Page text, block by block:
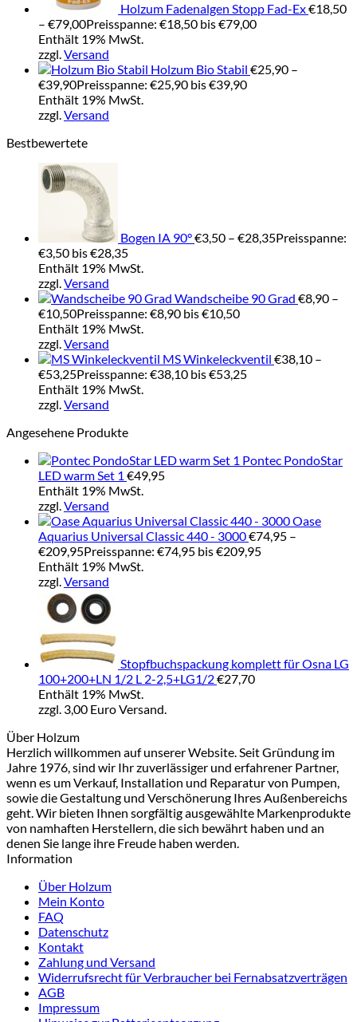
Holzum Fadenalgen Stopp Fad-Ex€18,50
– €79,00Preisspanne: €18,50 bis €79,00
Enthält 19% MwSt.
zzgl.Versand
Holzum Bio Stabil €25,90 –
€39,90Preisspanne: €25,90 bis €39,90
Enthält 19% MwSt.
zzgl.Versand
Bestbewertete
Bogen IA 90°€3,50 – €28,35Preisspanne:
€3,50 bis €28,35
Enthält 19% MwSt.
zzgl.Versand
Wandscheibe 90 Grad €8,90 –
€10,50Preisspanne: €8,90 bis €10,50
Enthält 19% MwSt.
zzgl.Versand
MS Winkeleckventil €38,10 –
€53,25Preisspanne: €38,10 bis €53,25
Enthält 19% MwSt.
zzgl.Versand
Angesehene Produkte
Pontec PondoStar
LED warm Set 1 €49,95
Enthält 19% MwSt.
zzgl.Versand
Oase
Aquarius Universal Classic 440 - 3000€74,95 –
€209,95Preisspanne: €74,95 bis €209,95
Enthält 19% MwSt.
zzgl.Versand
Stopfbuchspackung komplett für Osna LG
100+200+LN 1/2 L 2-2,5+LG1/2€27,70
Enthält 19% MwSt.
zzgl. 3,00 Euro Versand.
Über Holzum
Herzlich willkommen auf unserer Website. Seit Gründung im
Jahre 1976, sind wir Ihr zuverlässiger und erfahrener Partner,
wenn es um Verkauf, Installation und Reparatur von Pumpen,
sowie die Gestaltung und Verschönerung Ihres Außenbereichs
geht. Wir bieten Ihnen sorgfältig ausgewählte Markenprodukte
von namhaften Herstellern, die sich bewährt haben und an
denen Sie lange ihre Freude haben werden.
Information
Über Holzum
Mein Konto
FAQ
Datenschutz
Kontakt
Zahlung und Versand
Widerrufsrecht für Verbraucher bei Fernabsatzverträgen
AGB
Impressum